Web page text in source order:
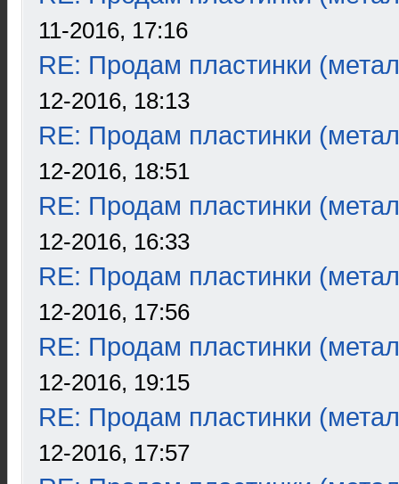
11-2016, 17:16
RE: Продам пластинки
12-2016, 18:13
RE: Продам пластинки
12-2016, 18:51
RE: Продам пластинки
12-2016, 16:33
RE: Продам пластинки
12-2016, 17:56
RE: Продам пластинки
12-2016, 19:15
RE: Продам пластинки
12-2016, 17:57